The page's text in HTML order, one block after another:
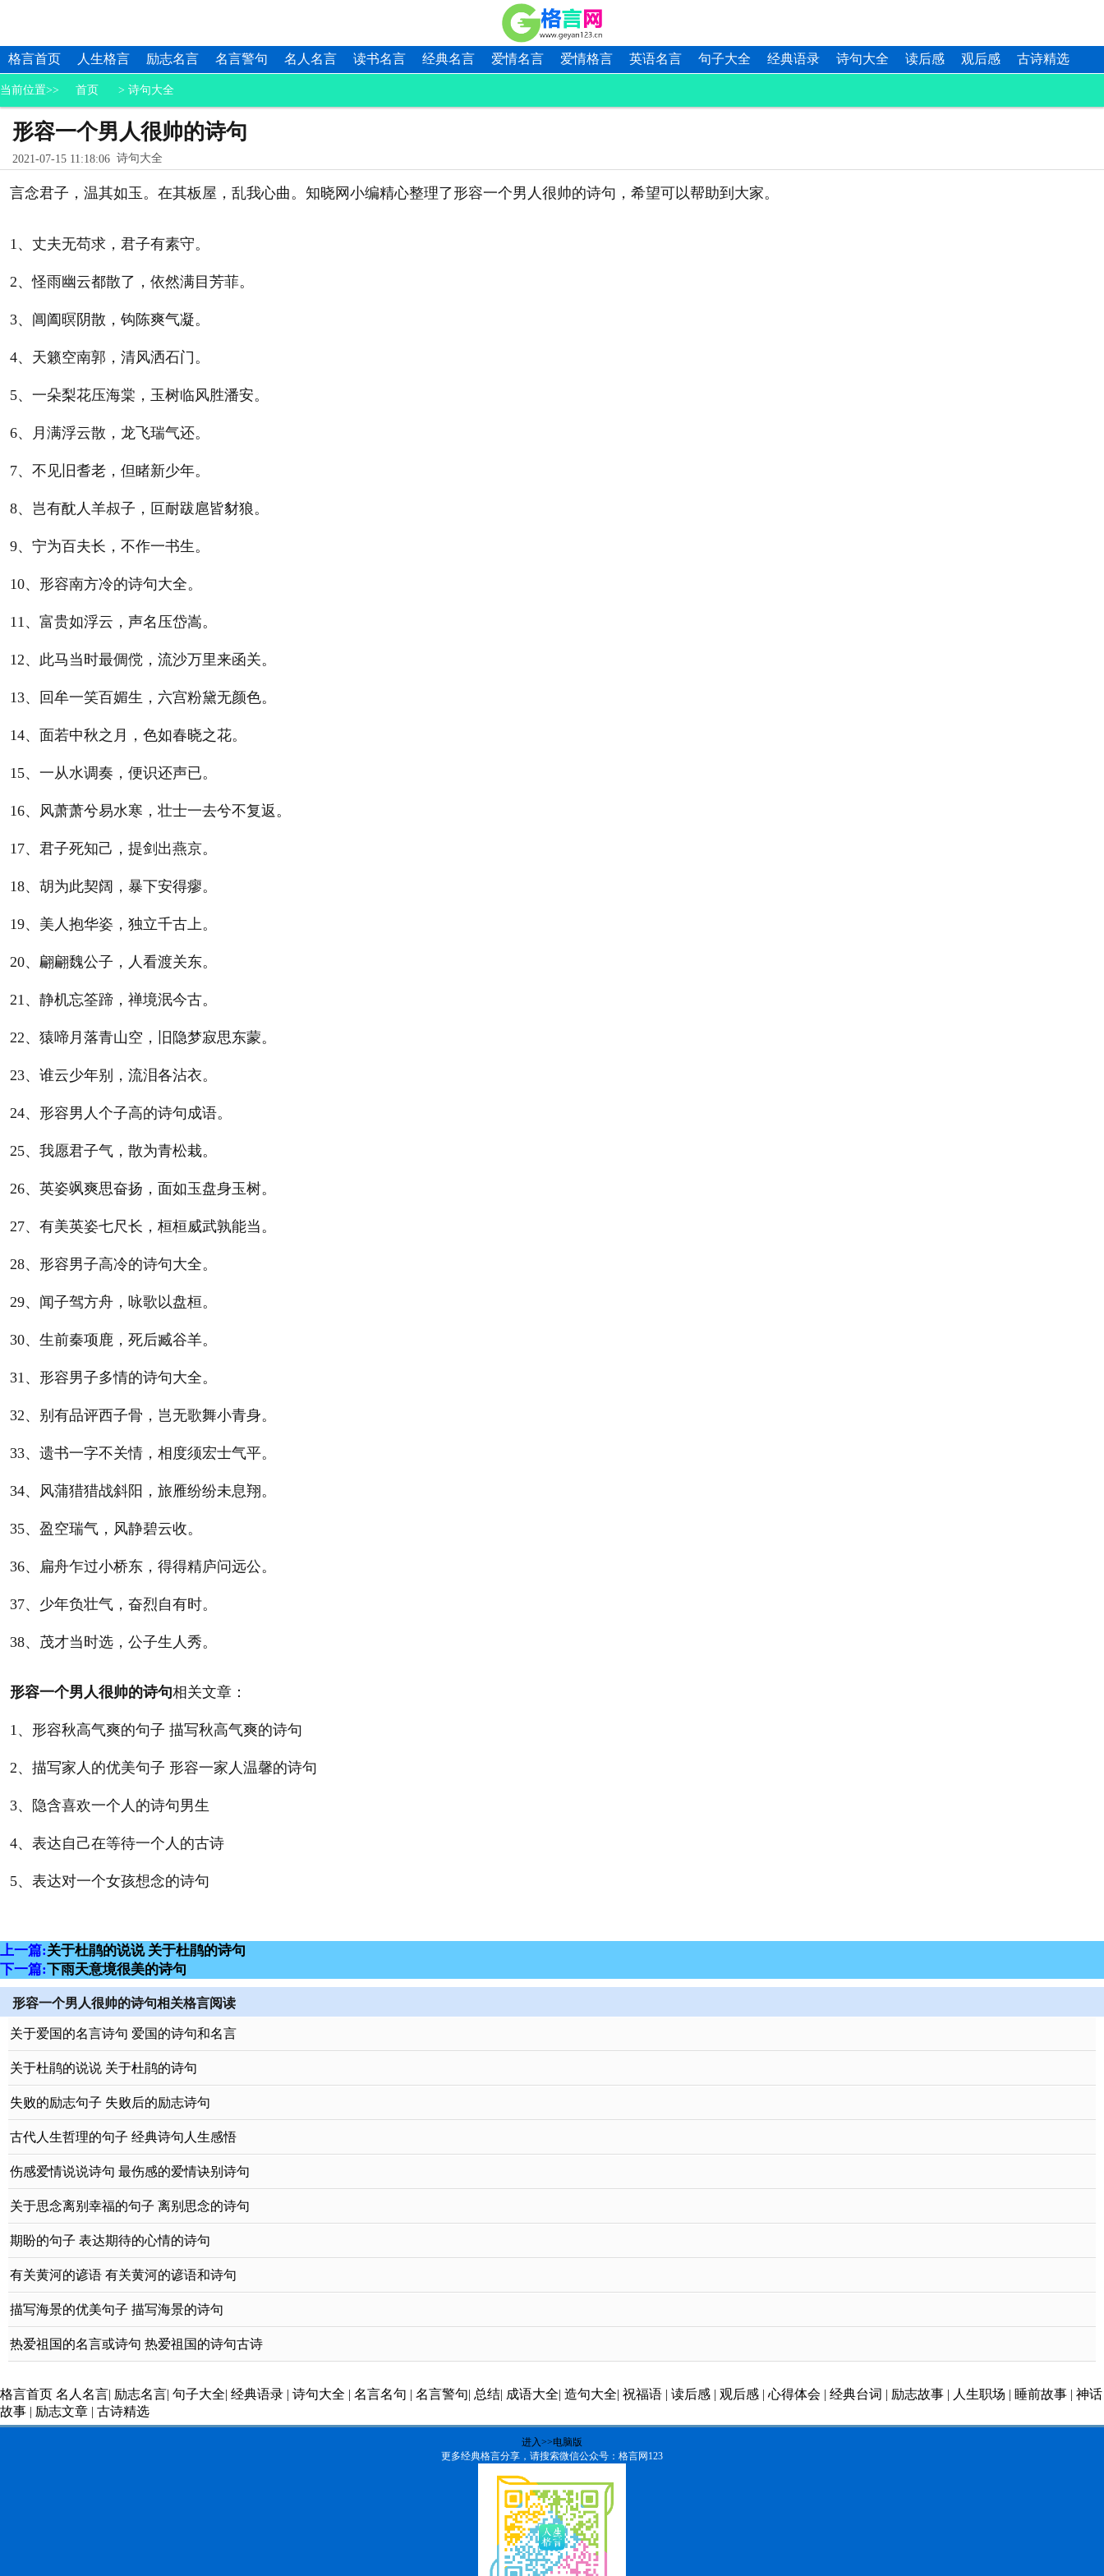
格言首页 人生格言 励志名言 名言警句 名人名言 读书名言 经典名言 爱情名言 爱情格言 英语名言 句子大全 经典语录 诗句大全 读后感 观后感 古诗精选
当前位置>> 首页 > 诗句大全
形容一个男人很帅的诗句
2021-07-15 11:18:06 诗句大全
言念君子，温其如玉。在其板屋，乱我心曲。知晓网小编精心整理了形容一个男人很帅的诗句，希望可以帮助到大家。
1、丈夫无苟求，君子有素守。
2、怪雨幽云都散了，依然满目芳菲。
3、阊阖暝阴散，钩陈爽气凝。
4、天籁空南郭，清风洒石门。
5、一朵梨花压海棠，玉树临风胜潘安。
6、月满浮云散，龙飞瑞气还。
7、不见旧耆老，但睹新少年。
8、岂有酖人羊叔子，叵耐跋扈皆豺狼。
9、宁为百夫长，不作一书生。
10、形容南方冷的诗句大全。
11、富贵如浮云，声名压岱嵩。
12、此马当时最倜傥，流沙万里来函关。
13、回牟一笑百媚生，六宫粉黛无颜色。
14、面若中秋之月，色如春晓之花。
15、一从水调奏，便识还声已。
16、风萧萧兮易水寒，壮士一去兮不复返。
17、君子死知己，提剑出燕京。
18、胡为此契阔，暴下安得瘳。
19、美人抱华姿，独立千古上。
20、翩翩魏公子，人看渡关东。
21、静机忘筌蹄，禅境泯今古。
22、猿啼月落青山空，旧隐梦寂思东蒙。
23、谁云少年别，流泪各沾衣。
24、形容男人个子高的诗句成语。
25、我愿君子气，散为青松栽。
26、英姿飒爽思奋扬，面如玉盘身玉树。
27、有美英姿七尺长，桓桓威武孰能当。
28、形容男子高冷的诗句大全。
29、闻子驾方舟，咏歌以盘桓。
30、生前秦项鹿，死后臧谷羊。
31、形容男子多情的诗句大全。
32、别有品评西子骨，岂无歌舞小青身。
33、遗书一字不关情，相度须宏士气平。
34、风蒲猎猎战斜阳，旅雁纷纷未息翔。
35、盈空瑞气，风静碧云收。
36、扁舟乍过小桥东，得得精庐问远公。
37、少年负壮气，奋烈自有时。
38、茂才当时选，公子生人秀。
形容一个男人很帅的诗句相关文章：
1、形容秋高气爽的句子 描写秋高气爽的诗句
2、描写家人的优美句子 形容一家人温馨的诗句
3、隐含喜欢一个人的诗句男生
4、表达自己在等待一个人的古诗
5、表达对一个女孩想念的诗句
上一篇:关于杜鹃的说说 关于杜鹃的诗句
下一篇:下雨天意境很美的诗句
形容一个男人很帅的诗句相关格言阅读
关于爱国的名言诗句 爱国的诗句和名言
关于杜鹃的说说 关于杜鹃的诗句
失败的励志句子 失败后的励志诗句
古代人生哲理的句子 经典诗句人生感悟
伤感爱情说说诗句 最伤感的爱情诀别诗句
关于思念离别幸福的句子 离别思念的诗句
期盼的句子 表达期待的心情的诗句
有关黄河的谚语 有关黄河的谚语和诗句
描写海景的优美句子 描写海景的诗句
热爱祖国的名言或诗句 热爱祖国的诗句古诗
格言首页 名人名言| 励志名言| 句子大全| 经典语录 | 诗句大全 | 名言名句 | 名言警句| 总结| 成语大全| 造句大全| 祝福语 | 读后感 | 观后感 | 心得体会 | 经典台词 | 励志故事 | 人生职场 | 睡前故事 | 神话
故事 | 励志文章 | 古诗精选
进入>>电脑版
更多经典格言分享，请搜索微信公众号：格言网123